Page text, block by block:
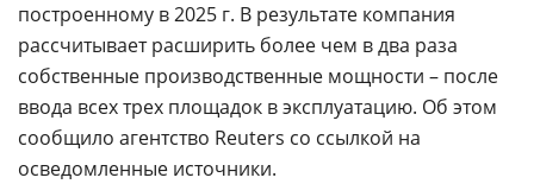
построенному в 2025 г. В результате компания
рассчитывает расширить более чем в два раза
собственные производственные мощности – после
ввода всех трех площадок в эксплуатацию. Об этом
сообщило агентство Reuters со ссылкой на
осведомленные источники.